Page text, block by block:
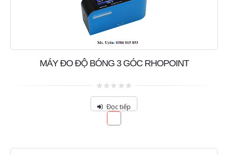
MÁY ĐO ĐỘ BÓNG 3 GÓC RHOPOINT
0
of
Đọc tiếp